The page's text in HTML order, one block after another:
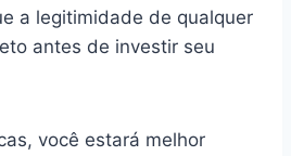
a legitimidade de qualquer
antes de investir seu
você estará melhor